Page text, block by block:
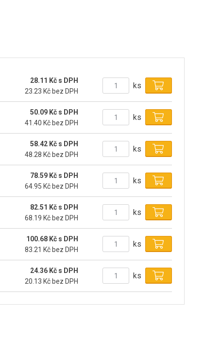
28.11 Kč s DPH
23.23 Kč bez DPH
ks
50.09 Kč s DPH
41.40 Kč bez DPH
ks
58.42 Kč s DPH
48.28 Kč bez DPH
ks
78.59 Kč s DPH
64.95 Kč bez DPH
ks
82.51 Kč s DPH
68.19 Kč bez DPH
ks
100.68 Kč s DPH
83.21 Kč bez DPH
ks
24.36 Kč s DPH
20.13 Kč bez DPH
ks